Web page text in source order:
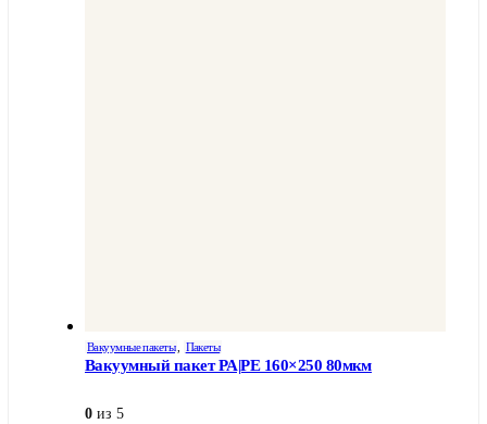
Вакуумные пакеты Пакеты
Вакуумный пакет PA|PE 160×250 80мкм
0 из 5